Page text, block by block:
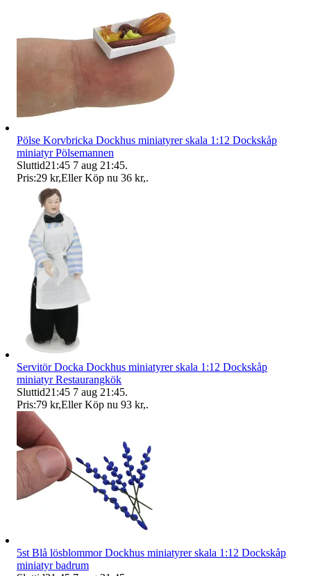
Pölse Korvbricka Dockhus miniatyrer skala 1:12 Dockskåp
miniatyr Pölsemannen
Sluttid21:45 7 aug 21:45.
Pris:29 kr,Eller Köp nu 36 kr,.
Servitör Docka Dockhus miniatyrer skala 1:12 Dockskåp
miniatyr Restaurangkök
Sluttid21:45 7 aug 21:45.
Pris:79 kr,Eller Köp nu 93 kr,.
5st Blå lösblommor Dockhus miniatyrer skala 1:12 Dockskåp
miniatyr badrum